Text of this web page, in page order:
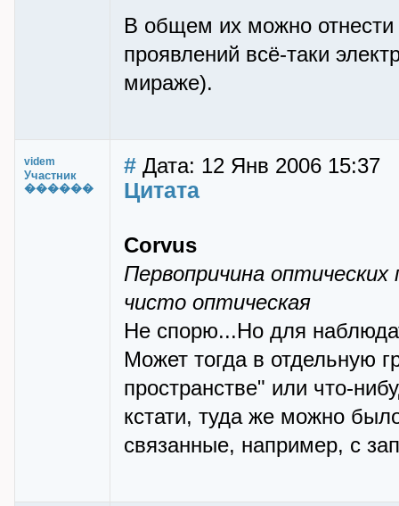
В общем их можно отнести
проявлений всё-таки
мираже).
videm
Участник
������
# Дата: 12 Янв 2006 15:37
Цитата
Corvus
Первопричина оптических
чисто оптическая
Не спорю...Но для
Может тогда в отдельную
пространстве" или что-
кстати, туда же можно
связанные, например, с